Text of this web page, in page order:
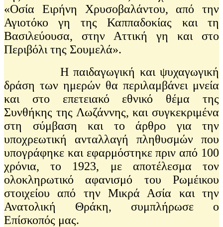
«Οσία Ειρήνη Χρυσοβαλάντου, από την
Αγιοτόκο γη της Καππαδοκίας και τη
Βασιλεύουσα, στην Αττική γη και στο
Περιβόλι της Σουμελά».
Η παιδαγωγική και ψυχαγωγική
δράση των ημερών θα περιλαμβάνει μνεία
και στο επετειακό εθνικό θέμα της
Συνθήκης της Λωζάννης, και συγκεκριμένα
στη σύμβαση και το άρθρο για την
υποχρεωτική ανταλλαγή πληθυσμών που
υπογράφηκε και εφαρμόστηκε πριν από 100
χρόνια, το 1923, με αποτέλεσμα τον
ολοκληρωτικό αφανισμό του Ρωμέικου
στοιχείου από την Μικρά Ασία και την
Ανατολική Θράκη, συμπλήρωσε ο
Επίσκοπός μας.